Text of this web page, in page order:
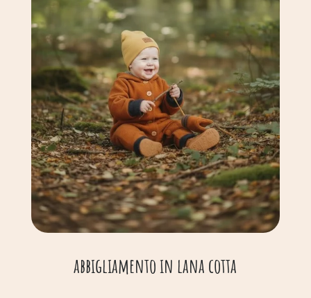
abbigliamento in lana cotta